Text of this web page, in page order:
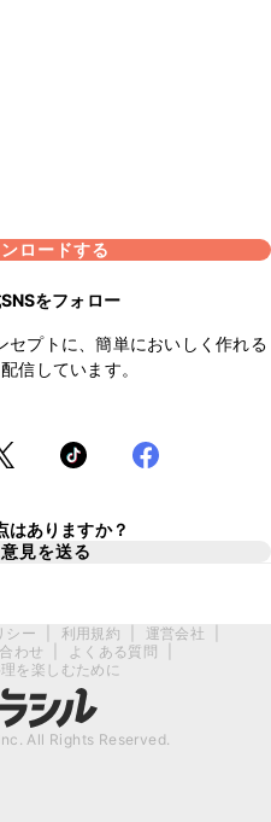
ロードする
をフォロー
セプトに、簡単においしく作れる
信しています。
はありますか？
見を送る
シー 利用規約 運営会社
わせ
よくある質問
を楽しむために
All Rights Reserved.